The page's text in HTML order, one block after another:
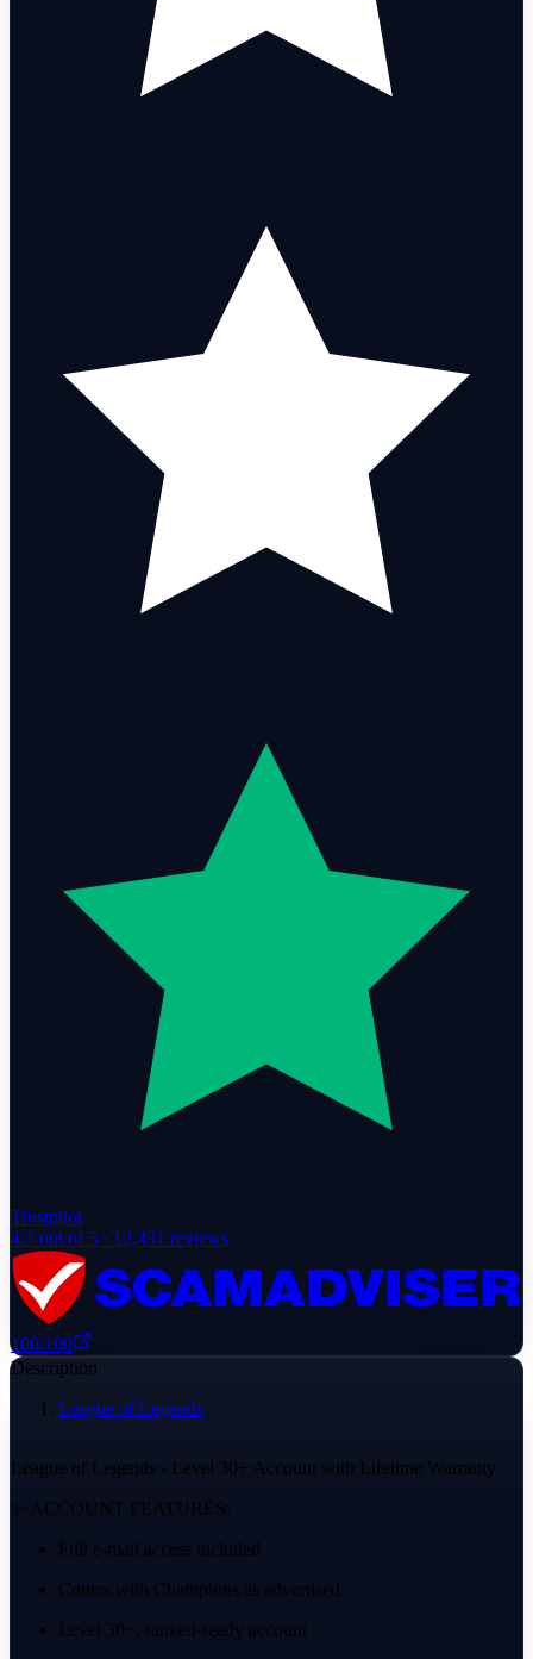
Trustpilot
4.7 out of 5 · 12,431 reviews
100/100
Description
League of Legends
League of Legends - Level 30+ Account with Lifetime Warranty
✨ ACCOUNT FEATURES:
Full e-mail access included
Comes with Champions as advertised
Level 30+, ranked-ready account